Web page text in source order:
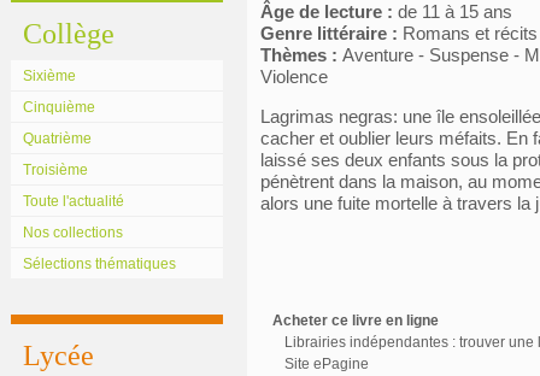
Collège
Sixième
Cinquième
Quatrième
Troisième
Toute l'actualité
Nos collections
Sélections thématiques
Lycée
Âge de lecture : de 11 à 15 ans
Genre littéraire : Romans et
Thèmes : Aventure - Suspense -
Violence
Lagrimas negras: une île
cacher et oublier leurs méfaits. En
laissé ses deux enfants sous la
pénètrent dans la maison, au
alors une fuite mortelle à travers la
Acheter ce livre en ligne
Librairies indépendantes : trouver une
Site ePagine